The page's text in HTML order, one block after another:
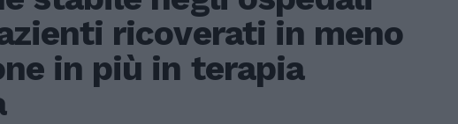
ricoverati in meno
in più in terapia